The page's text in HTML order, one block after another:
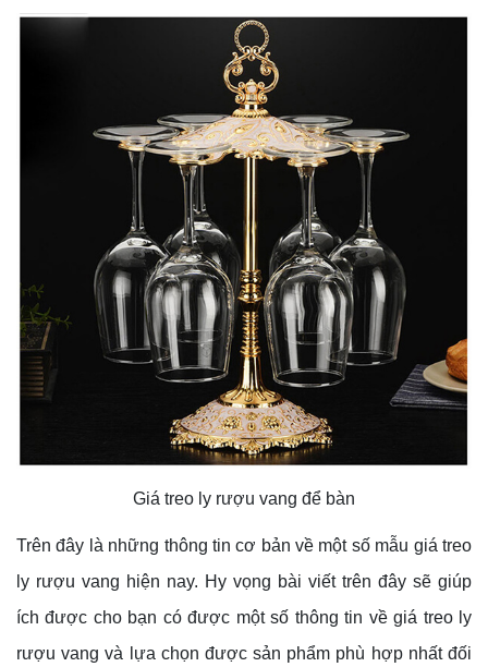
Giá treo ly rượu vang để bàn
Trên đây là những thông tin cơ bản về một số mẫu giá treo
ly rượu vang hiện nay. Hy vọng bài viết trên đây sẽ giúp
ích được cho bạn có được một số thông tin về giá treo ly
rượu vang và lựa chọn được sản phẩm phù hợp nhất đối